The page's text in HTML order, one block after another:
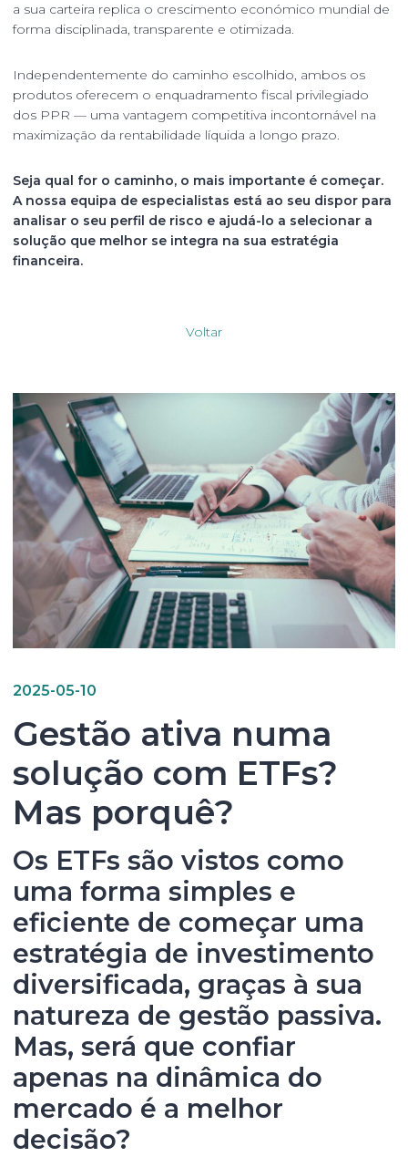
a sua carteira replica o crescimento económico mundial de
forma disciplinada, transparente e otimizada.
Independentemente do caminho escolhido, ambos os
produtos oferecem o enquadramento fiscal privilegiado
dos PPR — uma vantagem competitiva incontornável na
maximização da rentabilidade líquida a longo prazo.
Seja qual for o caminho, o mais importante é começar.
A nossa equipa de especialistas está ao seu dispor para
analisar o seu perfil de risco e ajudá-lo a selecionar a
solução que melhor se integra na sua estratégia
financeira.
Voltar
2025-05-10
Gestão ativa numa
solução com ETFs?
Mas porquê?
Os ETFs são vistos como
uma forma simples e
eficiente de começar uma
estratégia de investimento
diversificada, graças à sua
natureza de gestão passiva.
Mas, será que confiar
apenas na dinâmica do
mercado é a melhor
decisão?